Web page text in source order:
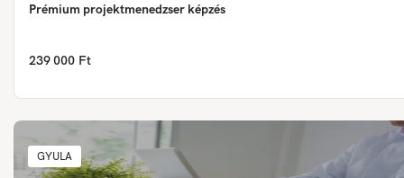
Prémium projektmenedzser képzés
239 000 Ft
GYULA